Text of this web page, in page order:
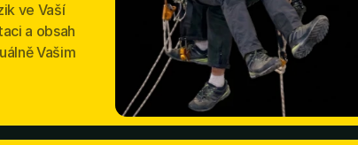
ve Vaší
a obsah
Vašim